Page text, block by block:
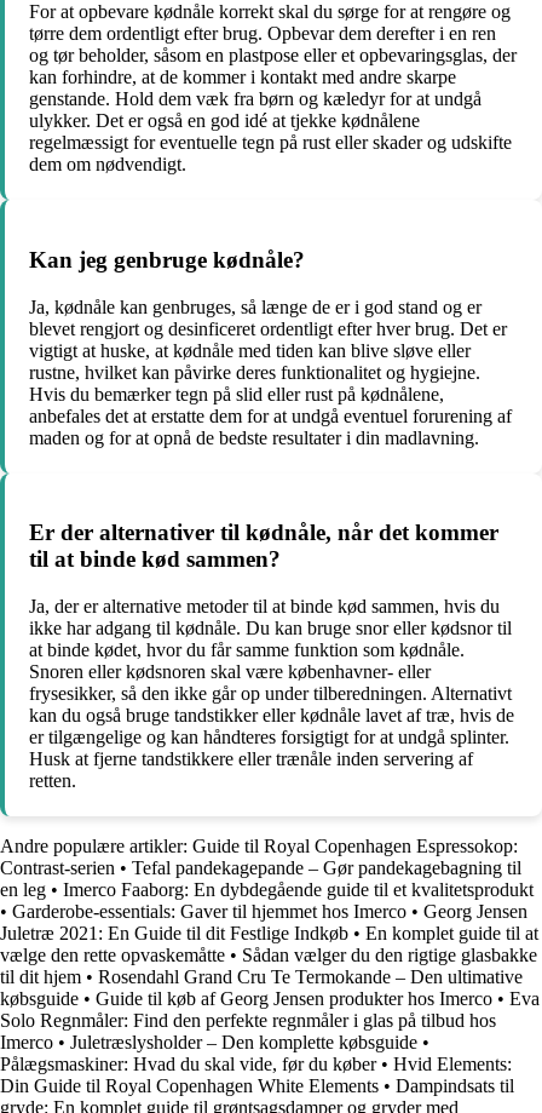
For at opbevare kødnåle korrekt skal du sørge for at rengøre og
tørre dem ordentligt efter brug. Opbevar dem derefter i en ren
og tør beholder, såsom en plastpose eller et opbevaringsglas, der
kan forhindre, at de kommer i kontakt med andre skarpe
genstande. Hold dem væk fra børn og kæledyr for at undgå
ulykker. Det er også en god idé at tjekke kødnålene
regelmæssigt for eventuelle tegn på rust eller skader og udskifte
dem om nødvendigt.
Kan jeg genbruge kødnåle?
Ja, kødnåle kan genbruges, så længe de er i god stand og er
blevet rengjort og desinficeret ordentligt efter hver brug. Det er
vigtigt at huske, at kødnåle med tiden kan blive sløve eller
rustne, hvilket kan påvirke deres funktionalitet og hygiejne.
Hvis du bemærker tegn på slid eller rust på kødnålene,
anbefales det at erstatte dem for at undgå eventuel forurening af
maden og for at opnå de bedste resultater i din madlavning.
Er der alternativer til kødnåle, når det kommer
til at binde kød sammen?
Ja, der er alternative metoder til at binde kød sammen, hvis du
ikke har adgang til kødnåle. Du kan bruge snor eller kødsnor til
at binde kødet, hvor du får samme funktion som kødnåle.
Snoren eller kødsnoren skal være københavner- eller
frysesikker, så den ikke går op under tilberedningen. Alternativt
kan du også bruge tandstikker eller kødnåle lavet af træ, hvis de
er tilgængelige og kan håndteres forsigtigt for at undgå splinter.
Husk at fjerne tandstikkere eller trænåle inden servering af
retten.
Andre populære artikler: Guide til Royal Copenhagen Espressokop:
Contrast-serien • Tefal pandekagepande – Gør pandekagebagning til
en leg • Imerco Faaborg: En dybdegående guide til et kvalitetsprodukt
• Garderobe-essentials: Gaver til hjemmet hos Imerco • Georg Jensen
Juletræ 2021: En Guide til dit Festlige Indkøb • En komplet guide til at
vælge den rette opvaskemåtte • Sådan vælger du den rigtige glasbakke
til dit hjem • Rosendahl Grand Cru Te Termokande – Den ultimative
købsguide • Guide til køb af Georg Jensen produkter hos Imerco • Eva
Solo Regnmåler: Find den perfekte regnmåler i glas på tilbud hos
Imerco • Juletræslysholder – Den komplette købsguide •
Pålægsmaskiner: Hvad du skal vide, før du køber• Hvid Elements:
Din Guide til Royal Copenhagen White Elements • Dampindsats til
gryde: En komplet guide til grøntsagsdamper og gryder med